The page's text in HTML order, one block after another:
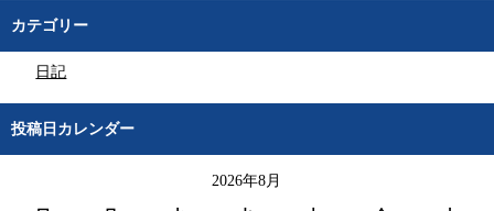
カテゴリー
日記
投稿日カレンダー
2026年8月